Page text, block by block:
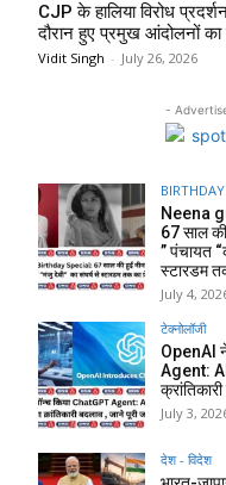
CJP के हालिया विरोध
दौरान हुए प्रमुख आंदोलनों का
Vidit Singh - July 26, 2026
-
Neena
67 साल की
” पंचायत
स्टारडम
July 4,
टेक्नोलॉजी
OpenAI
Agent: AI
July 3,
देश - विदेश